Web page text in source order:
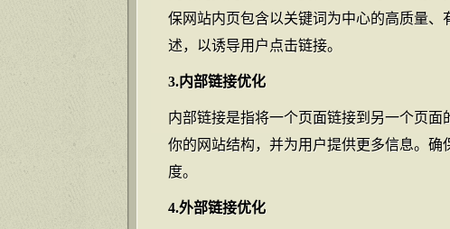
保网站内页包含以关键词为中心的高质量
述，以诱导用户点击链接。
3.内部链接优化
内部链接是指将一个页面链接到另一个页
你的网站结构，并为用户提供更多信息。
度。
4.外部链接优化